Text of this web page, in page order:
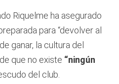
Riquelme ha asegurado
para “devolver al
ganar, la cultura del
que no existe “ningún
del club.